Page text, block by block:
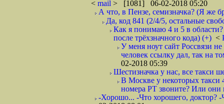
< mail > [1081] 06-02-2018 05:20
А что, в Пензе, семизначка? (Я же
Да, код 841 (2/4/5, остальные
Как я понимаю 4 и 5 в
после трёхзначного кода) (+) <
У меня ноут сайт Россвязи
человек ссылку дал, так на
02-2018 05:39
Шестизначка у нас, все такси
В Москве у некоторых такси
номера РТ звоните? Или они
-Хорошо... -Что хорошего, доктор?